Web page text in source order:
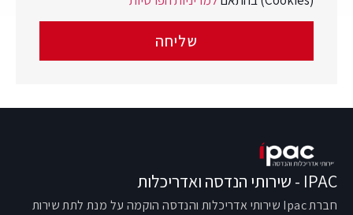
שליחה
IPAC - שירותי הנדסה ואדריכלות
חברת Ipac שירותי אדריכלות והנדסה הוקמה על מנת לתת שירות